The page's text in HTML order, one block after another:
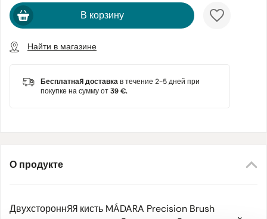
В корзину
Найти в магазине
Бесплатная доставкав течение 2-5 дней при
покупке на сумму от39 €.
О продукте
Двухсторонняя кисть MÁDARA Precision Brush